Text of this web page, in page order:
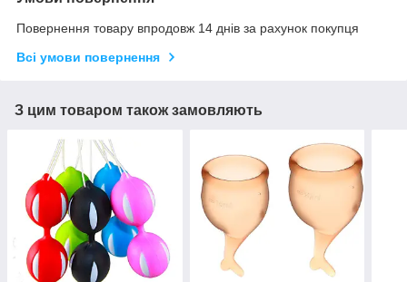
Повернення товару впродовж 14 днів за рахунок покупця
Всі умови повернення
З цим товаром також замовляють